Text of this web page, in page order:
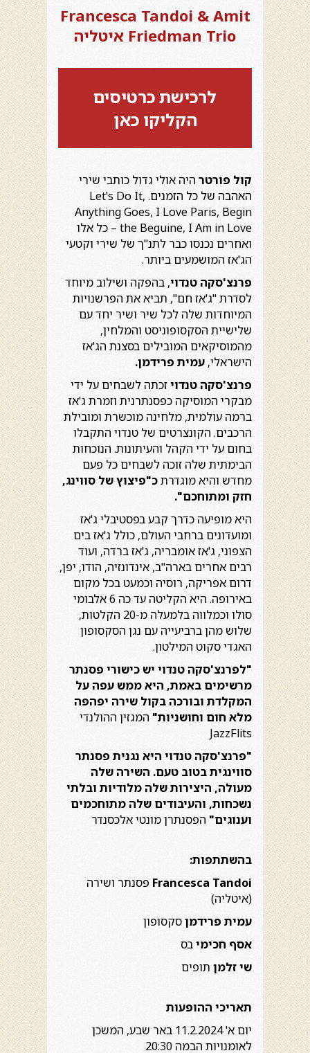
Francesca Tandoi & Amit
Friedman Trio איטליה
לרכישת כרטיסים
הקליקו כאן
קול פורטר היה אולי גדול כותבי שירי
האהבה של כל הזמנים. Let's Do It,
Anything Goes, I Love Paris, Begin
the Beguine, I Am in Love – כל אלו
ואחרים נכנסו כבר לתנ"ך של שירי וקטעי
הג'אז המושמעים ביותר.
פרנצ'סקה טנדוי, בהפקה ושילוב מיוחד
לסדרת "ג'אז חם", תביא את הפרשנויות
המיוחדות שלה לכל שיר ושיר יחד עם
שלישיית הסקסופוניסט והמלחין,
מהמוסיקאים המובילים בסצנת הג'אז
הישראלי, עמית פרידמן.
פרנצ'סקה טנדויזכתה לשבחים על ידי
מבקרי המוסיקה כפסנתרנית וזמרת ג'אז
ברמה עולמית, מלחינה מוכשרת ומובילת
הרכבים. הקונצרטים של טנדוי התקבלו
בחום על ידי הקהל והעיתונות. הנוכחות
הבימתית שלה זוכה לשבחים כל פעם
מחדש והיא מוגדרתכ"פיצוץ של סווינג,
חזק ומתוחכם".
היא מופיעה כדרך קבע בפסטיבלי ג'אז
ומועדונים ברחבי העולם, כולל ג'אז בים
הצפוני, ג'אז אומבריה, ג'אז ברדה, ועוד
רבים אחרים בארה"ב, אינדונזיה, הודו, יפן,
דרום אפריקה, רוסיה וכמעט בכל מקום
באירופה. היא הקליטה עד כה 6 אלבומי
סולו וכמלווה בלמעלה מ-20 הקלטות,
שלוש מהן ברביעייה עם נגן הסקסופון
האגדי סקוט המילטון.
"לפרנצ'סקה טנדוי יש כישורי פסנתר
מרשימים באמת, היא ממש עפה על
המקלדת ובורכה בקול שירה יפהפה
מלא חום וחושניות" המגזין ההולנדי
JazzFlits
"פרנצ'סקה טנדוי היא נגנית פסנתר
סווינגית בטוב טעם. השירה שלה
מעולה, היצירות שלה מלודיות ובלתי
נשכחות, והעיבודים שלה מתוחכמים
וענוגים" הפסנתרן מונטי אלכסנדר
בהשתתפות:
Francesca Tandoi פסנתר ושירה
(איטליה)
עמית פרידמןסקסופון
אסף חכימיבס
שי זלמן תופים
תאריכי ההופעות
יום א' 11.2.2024 באר שבע, המשכן
לאומנויות הבמה 20:30